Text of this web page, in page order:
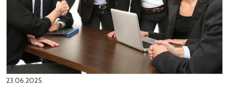
23.06.2025.